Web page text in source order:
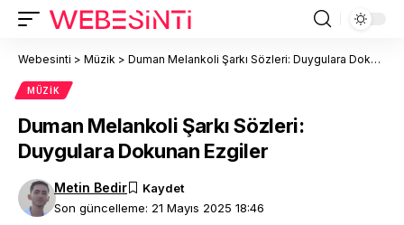
Webesinti > Müzik > Duman Melankoli Şarkı Sözleri: Duygulara Dokunan Ezgiler
MÜZIK
Duman Melankoli Şarkı Sözleri:
Duygulara Dokunan Ezgiler
Son güncelleme: 21 Mayıs 2025 18:46
Metin Bedir